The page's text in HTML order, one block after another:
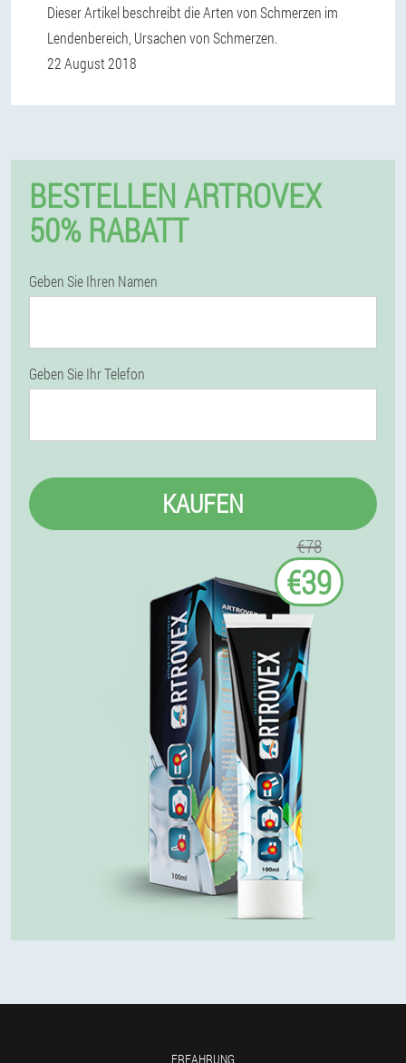
Dieser Artikel beschreibt die Arten von Schmerzen im
Lendenbereich, Ursachen von Schmerzen.
22 August 2018
BESTELLEN ARTROVEX
50% RABATT
Geben Sie Ihren Namen
Geben Sie Ihr Telefon
KAUFEN
€78
€39
ERFAHRUNG